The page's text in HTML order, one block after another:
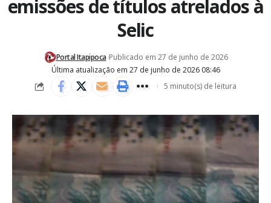
emissões de títulos atrelados à
Selic
Última atualização em 27 de junho de 2026 08:46
Portal Itapipoca Publicado em 27 de junho de 2026
5 minuto(s) de leitura